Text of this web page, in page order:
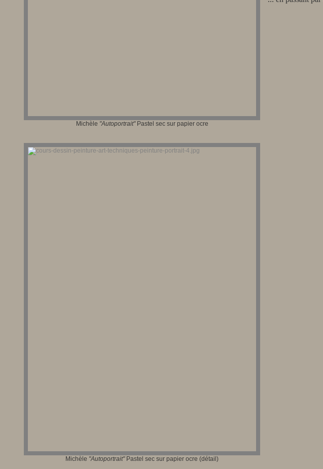
Michèle "Autoportrait"Pastel sec sur papier ocre
Michèle "Autoportrait"Pastel sec sur papier ocre (détail)